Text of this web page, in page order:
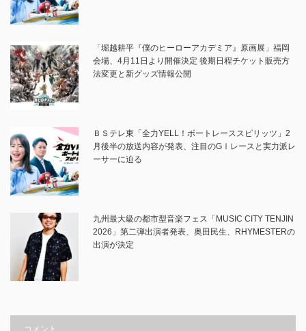
「堀越耕平『僕のヒーローアカデミア』原画展」福岡
会場、4月11日より開催決定 後期日程チケット販売方
法変更と新グッズ情報公開
ＢＳテレ東「全力YELL！ボートレーススピリッツ」2
月後半の放送内容が発表、注目のGⅠレースと実力派レ
ーサーに迫る
九州最大級の都市型音楽フェス「MUSIC CITY TENJIN
2026」第二弾出演者発表、奥田民生、RHYMESTERの
出演が決定
コメント